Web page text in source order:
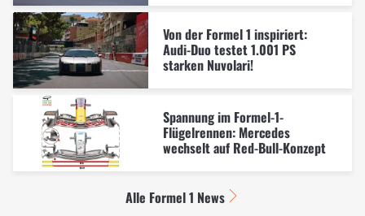
Von der Formel 1 inspiriert:
Audi-Duo testet 1.001 PS
starken Nuvolari!
Spannung im Formel-1-
Flügelrennen: Mercedes
wechselt auf Red-Bull-Konzept
Alle Formel 1 News